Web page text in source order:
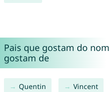
Pais que gostam do
gostam de
Quentin Vincent